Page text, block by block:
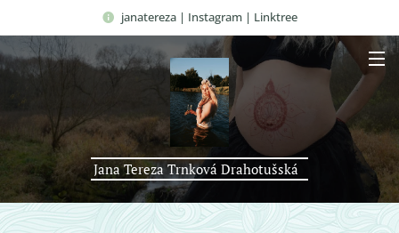
janatereza | Instagram | Linktree
Jana Tereza Trnková Drahotušská